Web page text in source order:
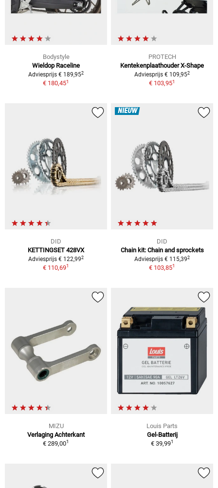
Bodystyle
Wieldop Raceline
Adviesprijs € 189,952
€ 180,451
PROTECH
Kentekenplaathouder X-Shape
Adviesprijs € 109,952
€ 103,951
DID
KETTINGSET 428VX
Adviesprijs € 122,992
€ 110,691
NIEUW
DID
Chain kit: Chain and sprockets
Adviesprijs € 115,392
€ 103,851
MIZU
Verlaging Achterkant
€ 289,001
Louis Parts
Gel-Batterij
€ 39,991